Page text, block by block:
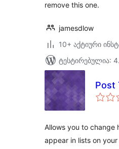
remove this one.
jamesdlow
10+ აქტიური
ტესტირებულია:
Post
Allows you to change
appear in lists on